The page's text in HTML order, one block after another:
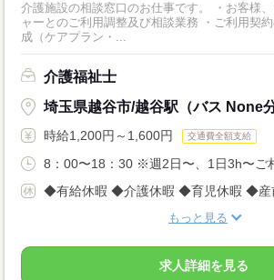
介護施設の相談窓口のお仕事です。 ・お客様
ャーとのご利用調整及び相談業務 ・ご利用契
成（ケアプラン・...
介護福祉士
埼玉県越谷市/越谷駅（バス None分
時給1,200円～1,600円 交通費全額支給
8：00〜18：30 ※週2日〜、1日3h〜ご
◆有給休暇 ◆介護休暇 ◆育児休暇 ◆産
もっと見る
求人詳細を見る